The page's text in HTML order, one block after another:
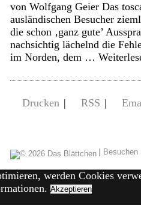
von Wolfgang Geier Das
ausländischen Besucher
die schon ‚ganz gute’
nachsichtig lächelnd die
im Norden, dem …
Drucken | RSS |
|
werden Cookies
Akzeptieren